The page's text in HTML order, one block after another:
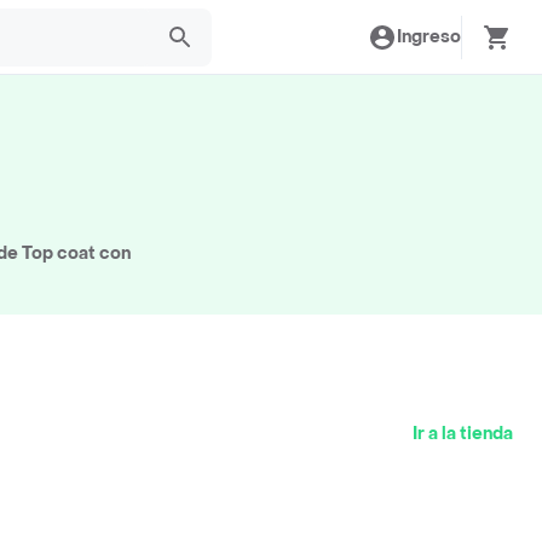
Ingreso
Top coat con
Ir a la tienda